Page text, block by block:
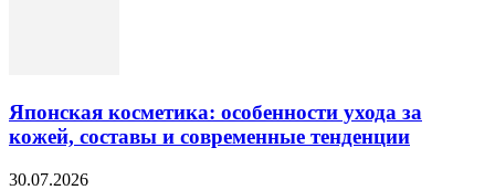
Японская косметика: особенности ухода за
кожей, составы и современные тенденции
30.07.2026